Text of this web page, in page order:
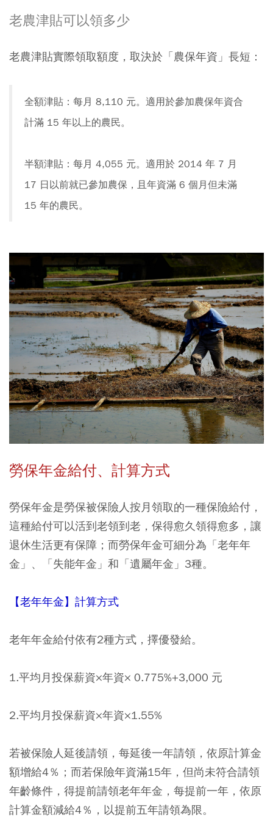
老農津貼可以領多少
老農津貼實際領取額度，取決於「農保年資」長短：
全額津貼：每月 8,110 元。適用於參加農保年資合
計滿 15 年以上的農民。
半額津貼：每月 4,055 元。適用於 2014 年 7 月
17 日以前就已參加農保，且年資滿 6 個月但未滿
15 年的農民。
勞保年金給付、計算方式
勞保年金是勞保被保險人按月領取的一種保險給付，
這種給付可以活到老領到老，保得愈久領得愈多，讓
退休生活更有保障；而勞保年金可細分為「老年年
金」、「失能年金」和「遺屬年金」3種。
【老年年金】計算方式
老年年金給付依有2種方式，擇優發給。
1.平均月投保薪資×年資× 0.775%+3,000 元
2.平均月投保薪資×年資×1.55%
若被保險人延後請領，每延後一年請領，依原計算金
額增給4％；而若保險年資滿15年，但尚未符合請領
年齡條件，得提前請領老年年金，每提前一年，依原
計算金額減給4％，以提前五年請領為限。